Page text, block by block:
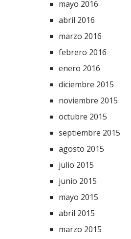
mayo 2016
abril 2016
marzo 2016
febrero 2016
enero 2016
diciembre 2015
noviembre 2015
octubre 2015
septiembre 2015
agosto 2015
julio 2015
junio 2015
mayo 2015
abril 2015
marzo 2015